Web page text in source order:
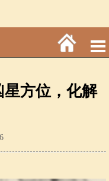
星方位，化解